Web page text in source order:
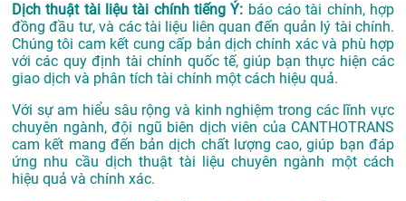
Dịch thuật tài liệu tài chính tiếng Ý: báo cáo tài chính, hợp
đồng đầu tư, và các tài liệu liên quan đến quản lý tài chính.
Chúng tôi cam kết cung cấp bản dịch chính xác và phù hợp
với các quy định tài chính quốc tế, giúp bạn thực hiện các
giao dịch và phân tích tài chính một cách hiệu quả.
Với sự am hiểu sâu rộng và kinh nghiệm trong các lĩnh vực
chuyên ngành, đội ngũ biên dịch viên của CANTHOTRANS
cam kết mang đến bản dịch chất lượng cao, giúp bạn đáp
ứng nhu cầu dịch thuật tài liệu chuyên ngành một cách
hiệu quả và chính xác.